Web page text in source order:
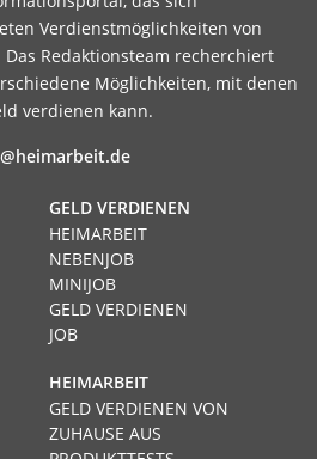
Verdienstmöglichkeiten von
Redaktionsteam recherchiert
Möglichkeiten, mit denen
verdienen kann.
GELD VERDIENEN
HEIMARBEIT
NEBENJOB
MINIJOB
GELD VERDIENEN
JOB
HEIMARBEIT
GELD VERDIENEN VON
ZUHAUSE AUS